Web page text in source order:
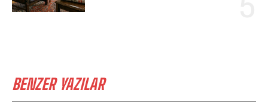
BENZER YAZILAR